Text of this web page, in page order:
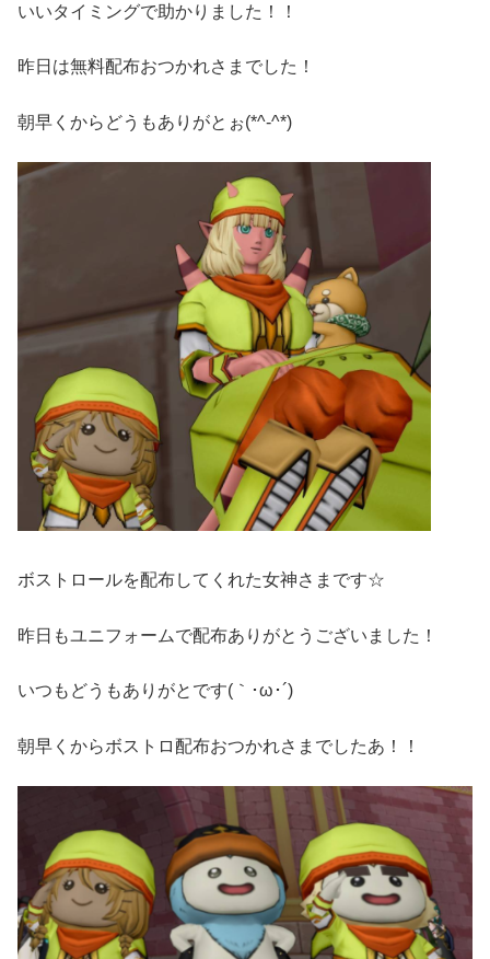
いいタイミングで助かりました！！
昨日は無料配布おつかれさまでした！
朝早くからどうもありがとぉ(*^-^*)
ボストロールを配布してくれた女神さまです☆
昨日もユニフォームで配布ありがとうございました！
いつもどうもありがとです(｀･ω･´)ゞ
朝早くからボストロ配布おつかれさまでしたあ！！